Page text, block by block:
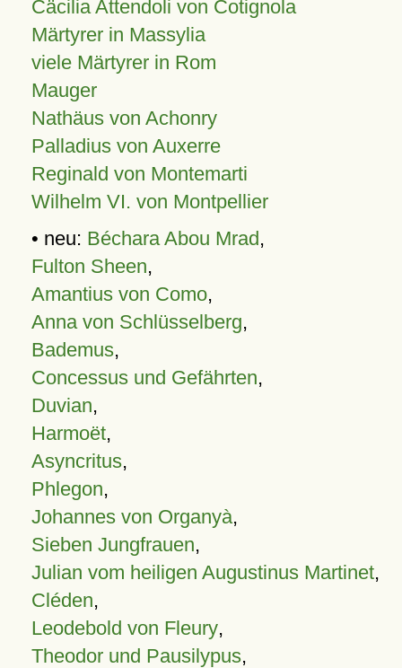
Cäcilia Attendoli von Cotignola
Märtyrer in Massylia
viele Märtyrer in Rom
Mauger
Nathäus von Achonry
Palladius von Auxerre
Reginald von Montemarti
Wilhelm VI. von Montpellier
• neu: Béchara Abou Mrad,
Fulton Sheen,
Amantius von Como,
Anna von Schlüsselberg,
Bademus,
Concessus und Gefährten,
Duvian,
Harmoët,
Asyncritus,
Phlegon,
Johannes von Organyà,
Sieben Jungfrauen,
Julian vom heiligen Augustinus Martinet,
Cléden,
Leodebold von Fleury,
Theodor und Pausilypus,